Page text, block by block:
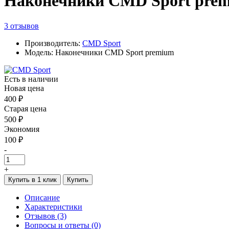
3 отзывов
Производитель: CMD Sport
Модель: Наконечники CMD Sport premium
Есть в наличии
Новая цена
400 ₽
Старая цена
500 ₽
Экономия
100 ₽
-
+
Купить в 1 клик Купить
Описание
Характеристики
Отзывов (3)
Вопросы и ответы (0)